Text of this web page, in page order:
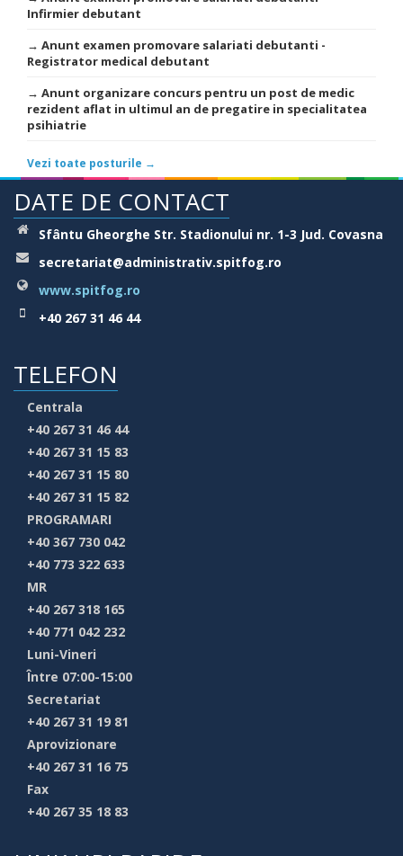
Infirmier debutant
→ Anunt examen promovare salariati debutanti -
Registrator medical debutant
→ Anunt organizare concurs pentru un post de medic
rezident aflat in ultimul an de pregatire in specialitatea
psihiatrie
Vezi toate posturile →
DATE DE CONTACT
Sfântu Gheorghe Str. Stadionului nr. 1-3 Jud. Covasna
secretariat@administrativ.spitfog.ro
www.spitfog.ro
+40 267 31 46 44
TELEFON
Centrala
+40 267 31 46 44
+40 267 31 15 83
+40 267 31 15 80
+40 267 31 15 82
PROGRAMARI
+40 367 730 042
+40 773 322 633
MR
+40 267 318 165
+40 771 042 232
Luni-Vineri
Între 07:00-15:00
Secretariat
+40 267 31 19 81
Aprovizionare
+40 267 31 16 75
Fax
+40 267 35 18 83